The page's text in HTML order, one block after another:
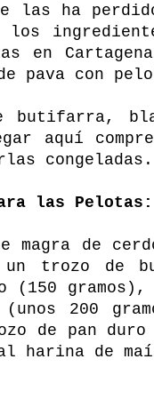
las ha
los
en
pava con
butifarra,
aquí compre
congeladas.
las Pelotas:
magra de
un trozo de
(150
200
de pan
harina de